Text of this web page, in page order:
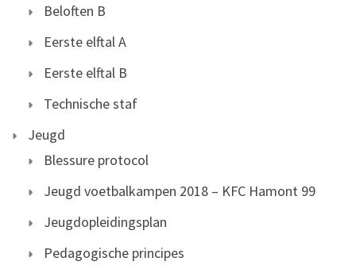
Beloften B
Eerste elftal A
Eerste elftal B
Technische staf
Jeugd
Blessure protocol
Jeugd voetbalkampen 2018 – KFC Hamont 99
Jeugdopleidingsplan
Pedagogische principes